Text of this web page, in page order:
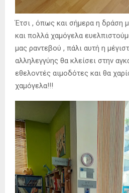
Έτσι , όπως και σήμερα η δράση
και πολλά χαμόγελα
μας ραντεβού , πάλι αυτή η
αλληλεγγύης θα κλείσει στην
εθελοντές αιμοδότες και θα
χαμόγελα!!!